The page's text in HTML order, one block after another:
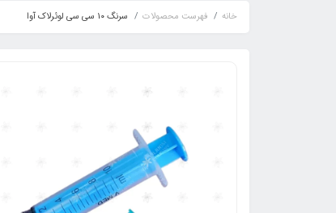
خانه فهرست محصولات سرنگ 1۰ سی سی لوئرلاک آوا